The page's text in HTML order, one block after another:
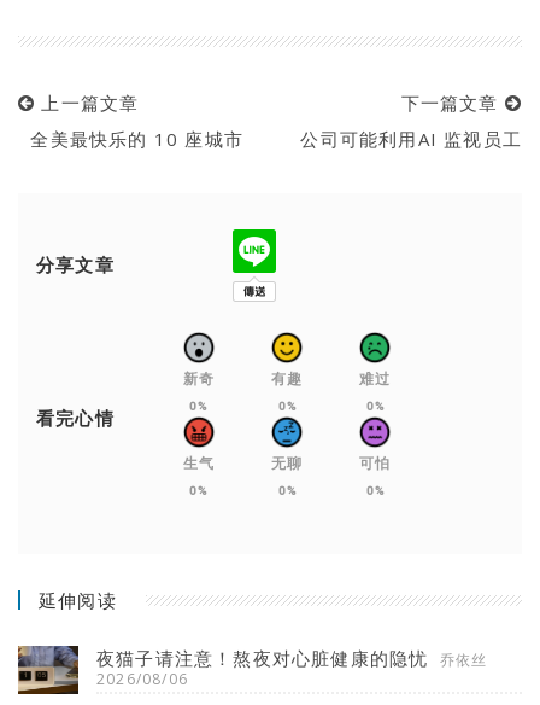
上一篇文章
全美最快乐的 10 座城市
下一篇文章
公司可能利用AI 监视员工
分享文章
看完心情
新奇
0%
有趣
0%
难过
0%
生气
0%
无聊
0%
可怕
0%
延伸阅读
夜猫子请注意！熬夜对心脏健康的隐忧
乔依丝
2026/08/06